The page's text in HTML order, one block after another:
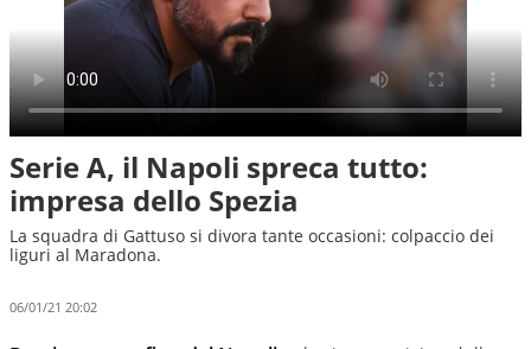
Serie A, il Napoli spreca tutto:
impresa dello Spezia
La squadra di Gattuso si divora tante occasioni: colpaccio dei
liguri al Maradona.
06/01/21 20:02